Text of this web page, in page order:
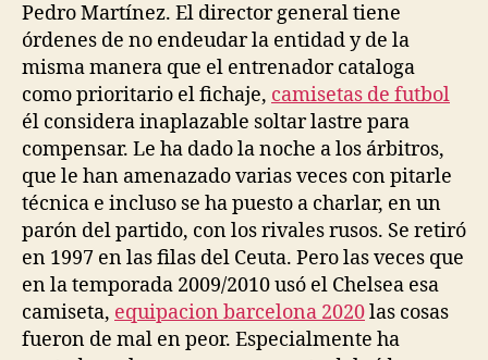
Pedro Martínez. El director general tiene
órdenes de no endeudar la entidad y de la
misma manera que el entrenador cataloga
como prioritario el fichaje, camisetas de futbol
él considera inaplazable soltar lastre para
compensar. Le ha dado la noche a los árbitros,
que le han amenazado varias veces con pitarle
técnica e incluso se ha puesto a charlar, en un
parón del partido, con los rivales rusos. Se retiró
en 1997 en las filas del Ceuta. Pero las veces que
en la temporada 2009/2010 usó el Chelsea esa
camiseta, equipacion barcelona 2020las cosas
fueron de mal en peor. Especialmente ha